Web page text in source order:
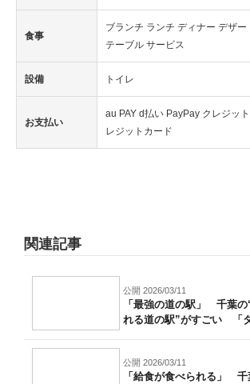
食事
ブランチ ランチ ディナー デザ
テーブル サービス
設備 トイレ
お支払い
au PAY d払い PayPay クレジッ
レジットカード
関連記事
公開 2026/03/11
「最強の道の駅」 千葉の
れる道の駅”がすごい 「
公開 2026/03/11
「給食が食べられる」 千